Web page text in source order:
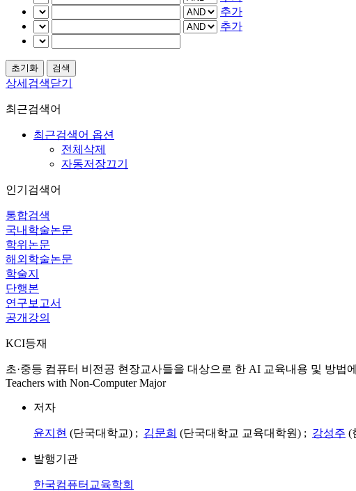
추가
추가
상세검색닫기
최근검색어
최근검색어 옵션
전체삭제
자동저장끄기
인기검색어
통합검색
국내학술논문
학위논문
해외학술논문
학술지
단행본
연구보고서
공개강의
KCI등재
초·중등 컴퓨터 비전공 현장교사들을 대상으로 한 AI 교육내용 및 방법에
Teachers with Non-Computer Major
저자
윤지현 (단국대학교) ; 김문희 (단국대학교 교육대학원) ; 강성주 (
발행기관
한국컴퓨터교육학회